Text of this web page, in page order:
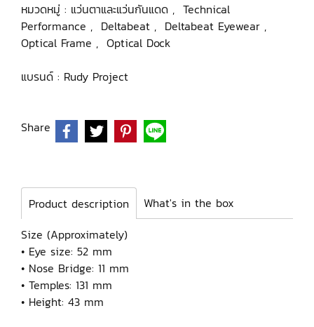
หมวดหมู่ : แว่นตาและแว่นกันแดด , Technical
Performance , Deltabeat , Deltabeat Eyewear ,
Optical Frame , Optical Dock
แบรนด์ : Rudy Project
Share
Product description
What's in the box
Size (Approximately)
• Eye size: 52 mm
• Nose Bridge: 11 mm
• Temples: 131 mm
• Height: 43 mm